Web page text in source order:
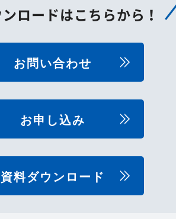
ロードはこちらから！
お問い合わせ
お申し込み
資料ダウンロード